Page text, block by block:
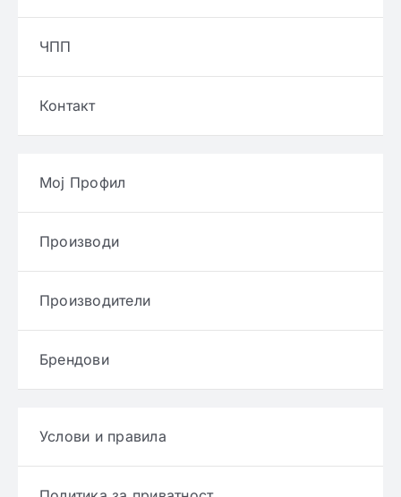
ЧПП
Контакт
Мој Профил
Производи
Производители
Брендови
Услови и правила